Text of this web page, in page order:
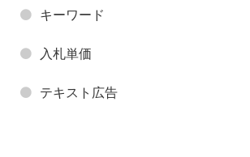
キーワード
入札単価
テキスト広告